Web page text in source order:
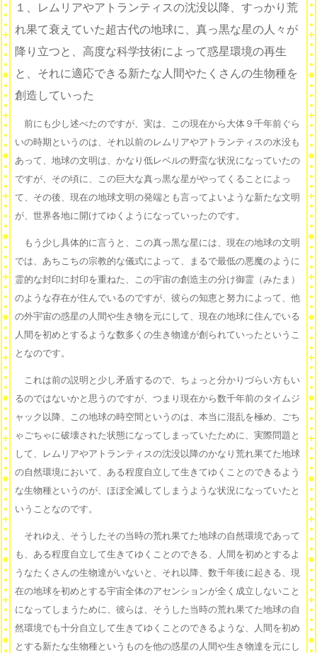
１、レムリアやアトランティスの沈没以降、すっかり荒
れ果て衰えていた超古代の地球に、真っ黒な星の人々が
降り立つと、高度な科学技術によって惑星環境の再生
と、それに適応できる新たな人間やたくさんの生物種を
創造していった
前にも少し述べたのですが、実は、この現在から大体９千年前ぐら
いの時期というのは、それ以前のレムリアやアトランティスの水没も
あって、地球の文明は、かなり低レベルの野蛮な状況になっていたの
ですが、その頃に、この巨大な真っ黒な星がやってくることによっ
て、その後、現在の地球文明の発端とも言ってよいような新たな文明
が、世界各地に開けてゆくようになっていったのです。
もう少し具体的に言うと、この真っ黒な星には、現在の地球の文明
では、あちこちの宗教的な儀式によって、まるで最低の悪魔のように
霊的な封印に封印を重ねた、この宇宙の創造主の分け御霊（みたま）
のような存在が住んでいるのですが、彼らの知恵と努力によって、他
の外宇宙の惑星の人間や生き物を元にして、現在の地球に住んでいる
人間を初めとするような数多くの生き物達が創られていったというこ
となのです。
これは前の説明と少し矛盾するので、ちょっと分かりづらい方もい
るのではないかと思うのですが、つまり現在から数千年前のタイムジ
ャック以降、この地球の時空間というのは、本当に混乱を極め、ごち
ゃごちゃに破壊された状態になってしまっていたために、実際問題と
して、レムリアやアトランティスの沈没以降のかなり荒れ果てた地球
の自然環境において、ある程度自立して生きてゆくことのできるよう
な生物種というのが、ほぼ全滅してしまうような状況になっていたと
いうことなのです。
それゆえ、そうしたその当時の荒れ果てた地球の自然環境であって
も、ある程度自立して生きてゆくことのできる、人間を初めとするよ
うなたくさんの生物達がいないと、それ以降、数千年後に起きる、現
在の地球を初めとする宇宙全体のアセンションが全く成立しないこと
になってしまうために、彼らは、そうした当時の荒れ果てた地球の自
然環境でも十分自立して生きてゆくことのできるような、人間を初め
とする新たな生物種というものを他の惑星の人間や生き物達を元にし